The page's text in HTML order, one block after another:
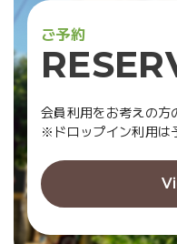
ご予約
RESER
会員利用をお考えの方
※ドロップイン利用は